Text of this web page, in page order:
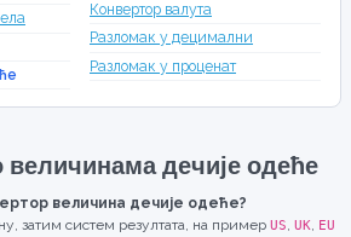
Конвертор валута
Разломак у децимални
Разломак у проценат
дечије одеће
величина дечије одеће?
затим систем резултата, на пример US, UK, EU